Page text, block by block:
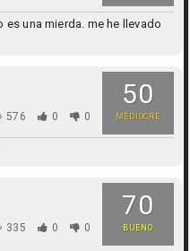
una mierda. me he llevado
50
MEDIOCRE
576 0 0
70
BUENO
335 0 0